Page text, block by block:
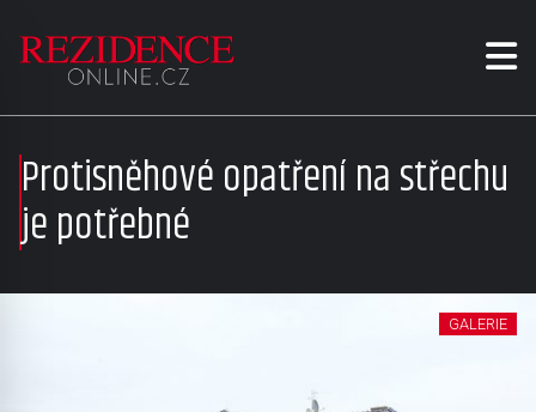
Protisněhové opatření na střechu
je potřebné
GALERIE